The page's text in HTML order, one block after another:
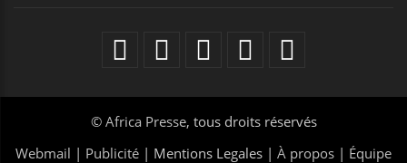
© Africa Presse, tous droits réservés
Webmail | Publicité | Mentions Legales | À propos | Équipe